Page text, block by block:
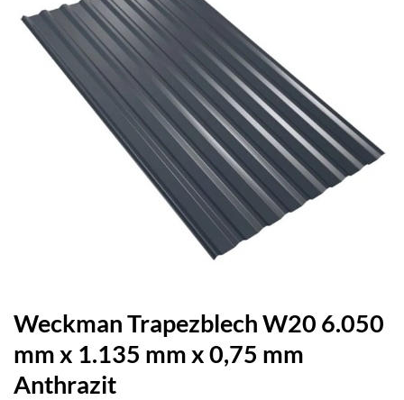
Weckman Trapezblech W20 6.050
mm x 1.135 mm x 0,75 mm
Anthrazit